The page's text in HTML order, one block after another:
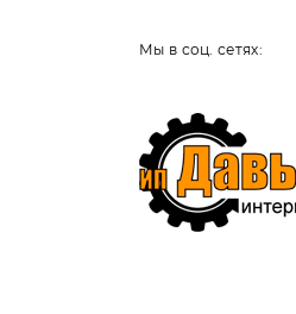
Мы в соц. сетях: